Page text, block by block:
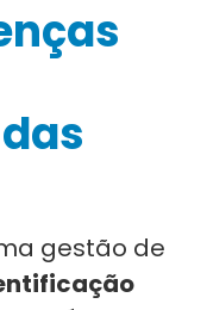
gestão de